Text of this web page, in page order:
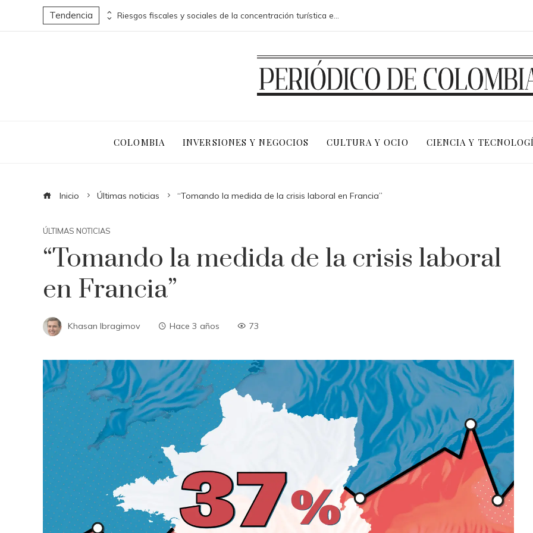
Tendencia Microbiota intestinal: un ecosistema complejo que protege tu salud
COLOMBIA INVERSIONES Y NEGOCIOS CULTURA Y OCIO CIENCIA Y
Inicio Últimas noticias “Tomando la medida de la crisis laboral en Francia”
ÚLTIMAS NOTICIAS
“Tomando la medida de la crisis laboral
en Francia”
Khasan Ibragimov Hace 3 años 73